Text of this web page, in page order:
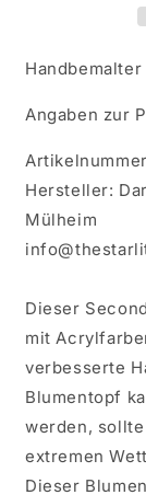
Angaben zur
Hersteller:
Mülheim
Dieser
mit
verbesserte
Blumentopf
werden,
extremen
Dieser